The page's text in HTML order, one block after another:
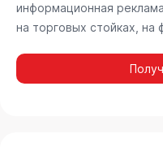
информационная
на торговых стойках, на